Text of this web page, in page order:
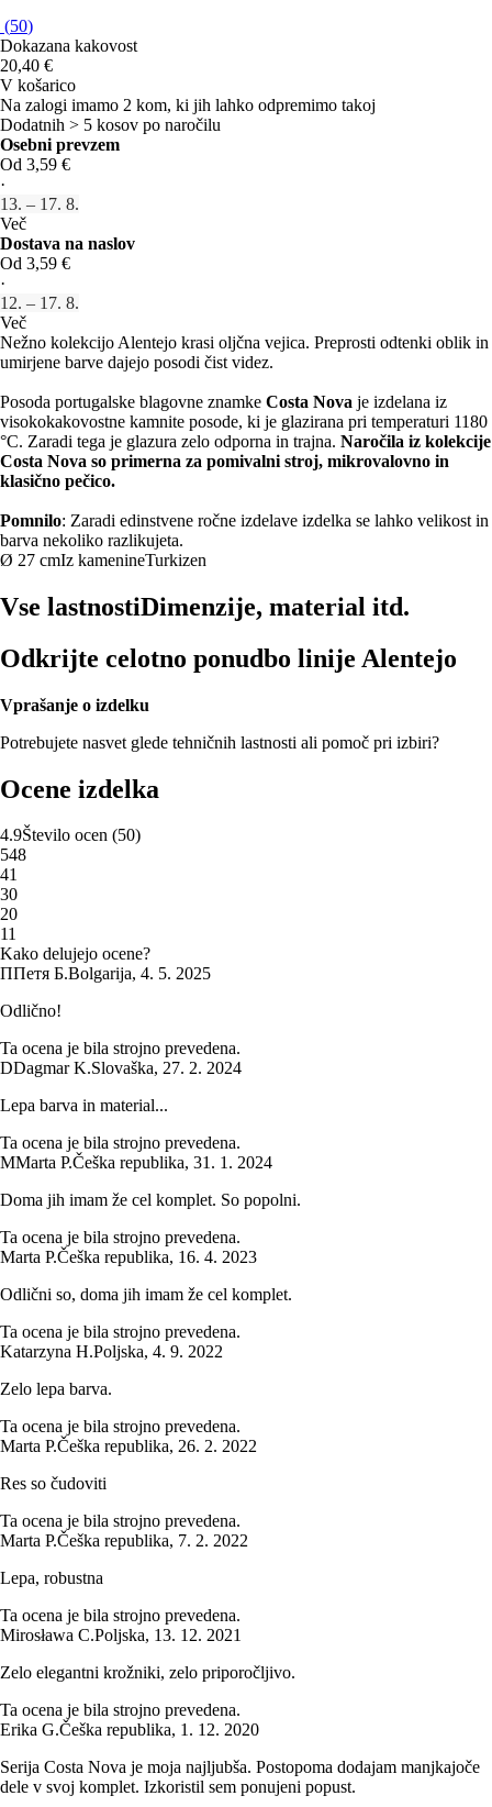
(50)
Dokazana kakovost
20,40 €
V košarico
Na zalogi imamo 2 kom, ki jih lahko odpremimo takoj
Dodatnih > 5 kosov po naročilu
Osebni prevzem
Od 3,59 €
·
13. – 17. 8.
Več
Dostava na naslov
Od 3,59 €
·
12. – 17. 8.
Več
Nežno kolekcijo Alentejo krasi oljčna vejica. Preprosti odtenki oblik in
umirjene barve dajejo posodi čist videz.
Posoda portugalske blagovne znamke Costa Nova je izdelana iz
visokokakovostne kamnite posode, ki je glazirana pri temperaturi 1180
°C. Zaradi tega je glazura zelo odporna in trajna. Naročila iz kolekcije
Costa Nova so primerna za pomivalni stroj, mikrovalovno in
klasično pečico.
Pomnilo: Zaradi edinstvene ročne izdelave izdelka se lahko velikost in
barva nekoliko razlikujeta.
Ø 27 cmIz kamenineTurkizen
Vse lastnostiDimenzije, material itd.
Odkrijte celotno ponudbo linije Alentejo
Vprašanje o izdelku
Potrebujete nasvet glede tehničnih lastnosti ali pomoč pri izbiri?
Ocene izdelka
4.9Število ocen (50)
548
41
30
20
11
Kako delujejo ocene?
ППетя Б.Bolgarija, 4. 5. 2025
Odlično!
Ta ocena je bila strojno prevedena.
DDagmar K.Slovaška, 27. 2. 2024
Lepa barva in material...
Ta ocena je bila strojno prevedena.
MMarta P.Češka republika, 31. 1. 2024
Doma jih imam že cel komplet. So popolni.
Ta ocena je bila strojno prevedena.
Marta P.Češka republika, 16. 4. 2023
Odlični so, doma jih imam že cel komplet.
Ta ocena je bila strojno prevedena.
Katarzyna H.Poljska, 4. 9. 2022
Zelo lepa barva.
Ta ocena je bila strojno prevedena.
Marta P.Češka republika, 26. 2. 2022
Res so čudoviti
Ta ocena je bila strojno prevedena.
Marta P.Češka republika, 7. 2. 2022
Lepa, robustna
Ta ocena je bila strojno prevedena.
Mirosława C.Poljska, 13. 12. 2021
Zelo elegantni krožniki, zelo priporočljivo.
Ta ocena je bila strojno prevedena.
Erika G.Češka republika, 1. 12. 2020
Serija Costa Nova je moja najljubša. Postopoma dodajam manjkajoče
dele v svoj komplet. Izkoristil sem ponujeni popust.